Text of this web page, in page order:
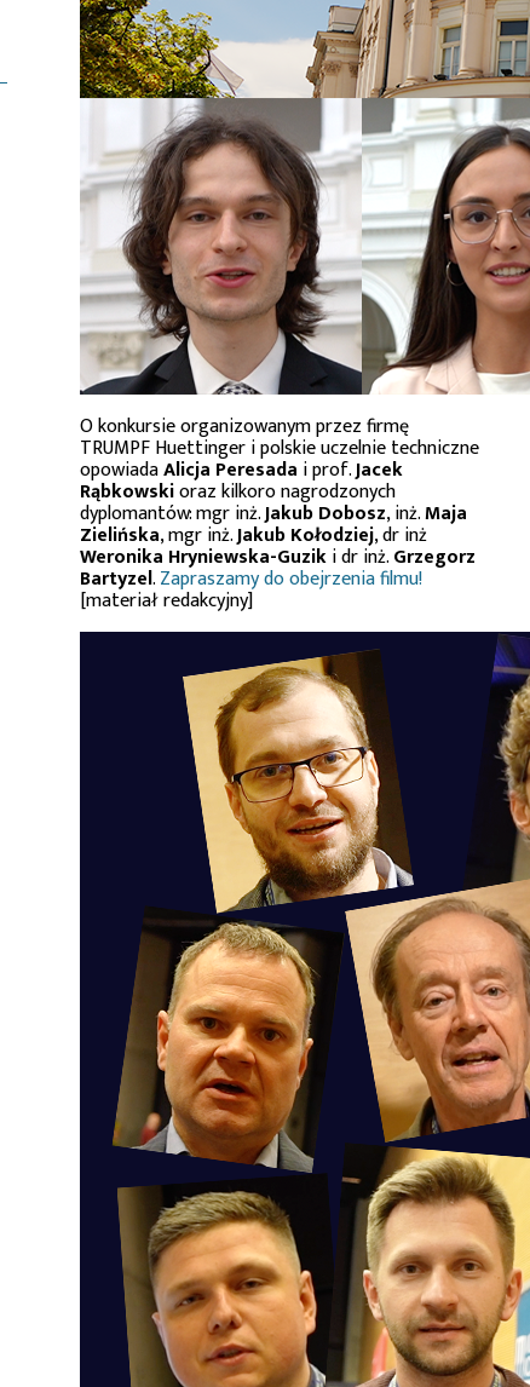
O konkursie organizowanym przez firmę
TRUMPF Huettinger i polskie uczelnie techniczne
opowiadaAlicja Peresada i prof.Jacek
Rąbkowskioraz kilkoro nagrodzonych
dyplomantów: mgr inż.Jakub Dobosz, inż.Maja
Zielińska, mgr inż.Jakub Kołodziej, dr inż
Weronika Hryniewska-Guziki dr inż.Grzegorz
Bartyzel.Zapraszamy do obejrzenia filmu!
[materiał redakcyjny]